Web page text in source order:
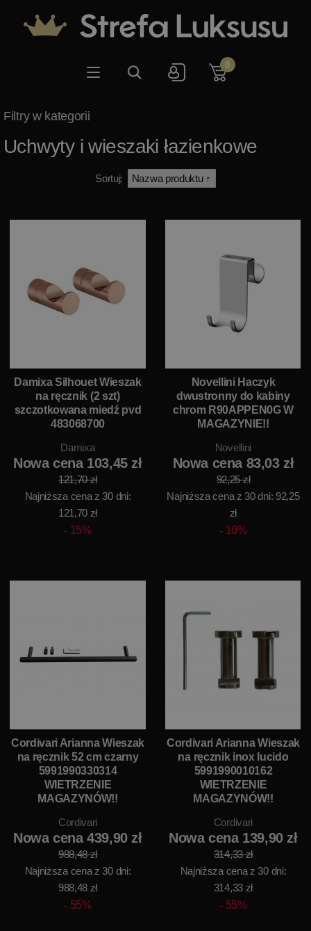
0
Uchwyty i wieszaki łazienkowe
Sortuj:
Damixa Silhouet Wieszak
na ręcznik (2 szt)
szczotkowana miedź pvd
483068700
Damixa
Nowa cena 103,45 zł
121,70 zł
Najniższa cena z 30 dni:
121,70 zł
15%
Novellini Haczyk
dwustronny do kabiny
chrom R90APPEN0G W
MAGAZYNIE!!
Novellini
Nowa cena 83,03 zł
92,25 zł
Najniższa cena z 30 dni: 92,25
zł
10%
Cordivari Arianna Wieszak
na ręcznik 52 cm czarny
5991990330314
WIETRZENIE
MAGAZYNÓW!!
Cordivari
Nowa cena 439,90 zł
988,48 zł
Najniższa cena z 30 dni:
988,48 zł
55%
Cordivari Arianna Wieszak
na ręcznik inox lucido
5991990010162
WIETRZENIE
MAGAZYNÓW!!
Cordivari
Nowa cena 139,90 zł
314,33 zł
Najniższa cena z 30 dni:
314,33 zł
55%